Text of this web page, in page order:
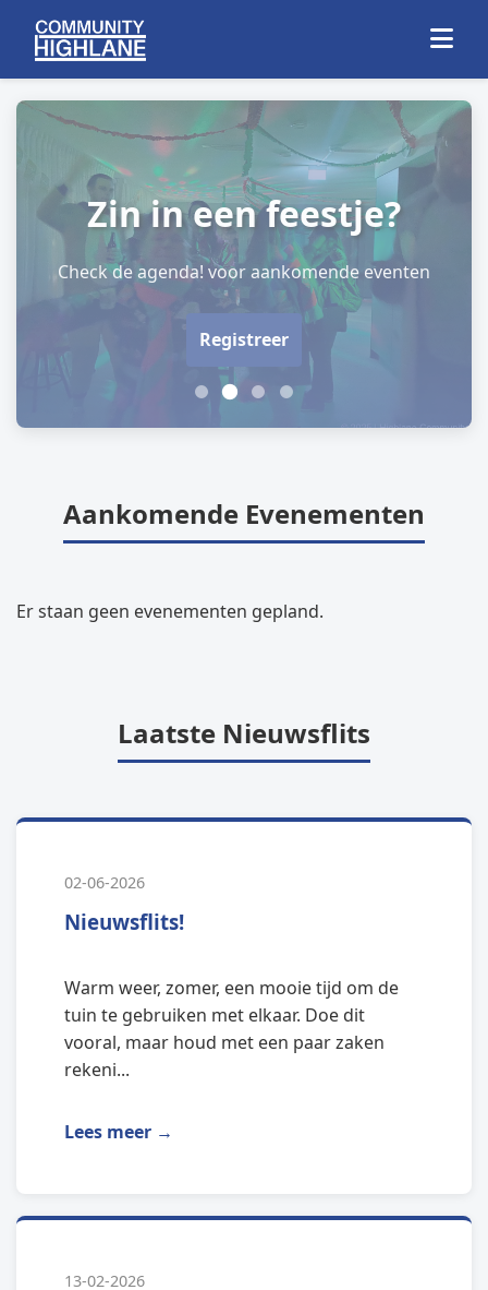
Zin in een feestje?
Check de agenda! voor aankomende eventen
Registreer
Aankomende Evenementen
Er staan geen evenementen gepland.
Laatste Nieuwsflits
02-06-2026
Nieuwsflits!
Warm weer, zomer, een mooie tijd om de
tuin te gebruiken met elkaar. Doe dit
vooral, maar houd met een paar zaken
rekeni...
Lees meer →
13-02-2026